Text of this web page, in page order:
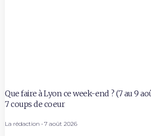
Que faire à Lyon ce week-end ? (7 au 9
7 coups de coeur
La rédaction 7 août 2026